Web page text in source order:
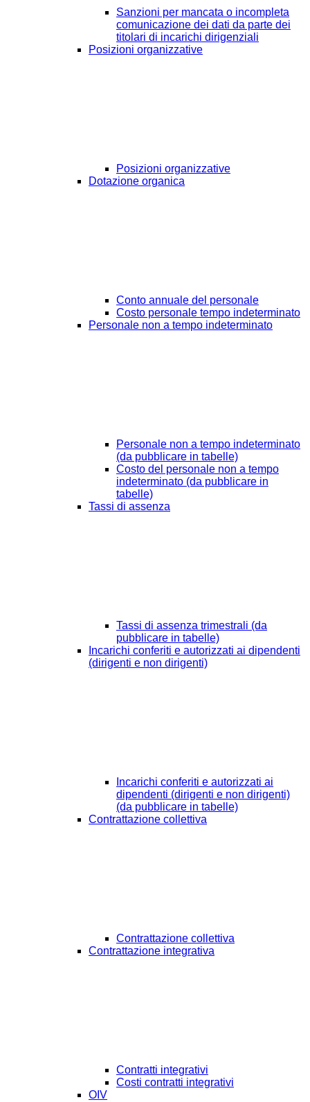
Sanzioni per mancata o incompleta
comunicazione dei dati da parte dei
titolari di incarichi dirigenziali
Posizioni organizzative
Posizioni organizzative
Dotazione organica
Conto annuale del personale
Costo personale tempo indeterminato
Personale non a tempo indeterminato
Personale non a tempo indeterminato
(da pubblicare in tabelle)
Costo del personale non a tempo
indeterminato (da pubblicare in
tabelle)
Tassi di assenza
Tassi di assenza trimestrali (da
pubblicare in tabelle)
Incarichi conferiti e autorizzati ai dipendenti
(dirigenti e non dirigenti)
Incarichi conferiti e autorizzati ai
dipendenti (dirigenti e non dirigenti)
(da pubblicare in tabelle)
Contrattazione collettiva
Contrattazione collettiva
Contrattazione integrativa
Contratti integrativi
Costi contratti integrativi
OIV